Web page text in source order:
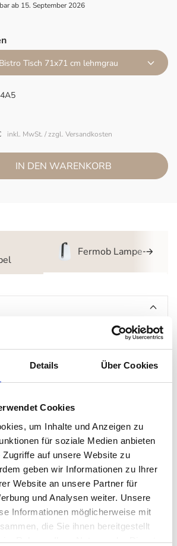
Details Über Cookies
Cookies
um Inhalte und Anzeigen zu
für soziale Medien anbieten
auf unsere Website zu
geben wir Informationen zu Ihrer
Website an unsere Partner für
und Analysen weiter. Unsere
Informationen möglicherweise mit
die Sie ihnen bereitgestellt
im Rahmen Ihrer Nutzung der Dienste
ab 15. September 2026
Tisch 71x71 cm lehmgrau
inkl. MwSt. / zzgl. Versandkosten
IN DEN WARENKORB
Fermob Lampe
ist dieFermobBistro Produktreiche –
damals wie heute. Die Bistro Serie
Tischformen und formschöne Stühle, die
Farben zur Auswahl. Nun müssen Sie
noch einig werden, welche Farbe in
/ Terrassenwelt verzaubern darf.
Tischin der Größe 71x71 cm bietet bis
und ist geschickt klappbar. Wird er also
– auch zum Beispiel im Winter – einfach
platzsparend verstauen.